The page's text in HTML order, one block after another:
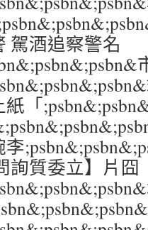
駕酒追察警名
「
詢質委立】片囧